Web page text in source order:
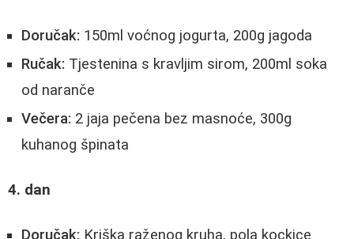
Doručak: 150ml voćnog jogurta, 200g jagoda
Ručak: Tjestenina s kravljim sirom, 200ml soka
od naranče
Večera: 2 jaja pečena bez masnoće, 300g
kuhanog špinata
4. dan
Doručak: Kriška raženog kruha, pola kockice